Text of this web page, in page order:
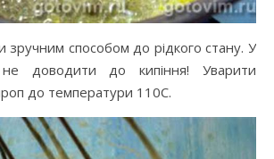
зручним способом до рідкого стану. У
доводити до кипіння! Уварити
до температури 110С.